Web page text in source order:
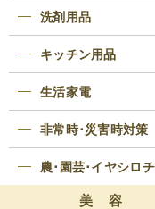
洗剤用品
キッチン用品
生活家電
非常時･災害時対策
農･園芸･イヤシロ
美 容